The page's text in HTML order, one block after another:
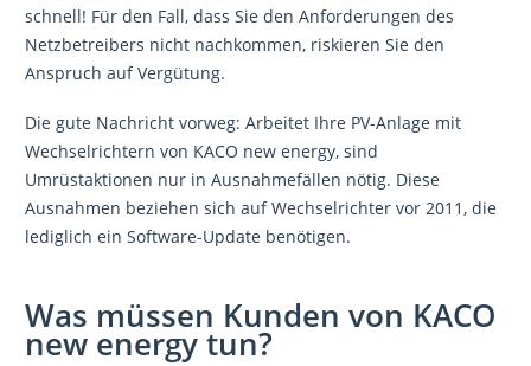
schnell! Für den Fall, dass Sie den Anforderungen des
Netzbetreibers nicht nachkommen, riskieren Sie den
Anspruch auf Vergütung.
Die gute Nachricht vorweg: Arbeitet Ihre PV-Anlage mit
Wechselrichtern von KACO new energy, sind
Umrüstaktionen nur in Ausnahmefällen nötig. Diese
Ausnahmen beziehen sich auf Wechselrichter vor 2011, die
lediglich ein Software-Update benötigen.
Was müssen Kunden von KACO
new energy tun?